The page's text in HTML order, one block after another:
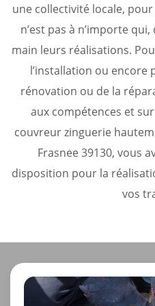
une collectivité locale,
n’est pas à n’importe
main leurs réalisations.
l’installation ou encore
rénovation ou de la
aux compétences et
couvreur zinguerie
Frasnee 39130, vous
disposition pour la
vos